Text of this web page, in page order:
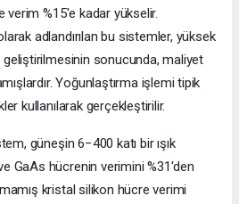
verim %15'e kadar yükselir.
adlandırılan bu sistemler, yüksek
sonucunda, maliyet
Yoğunlaştırma işlemi tipik
kullanılarak gerçekleştirilir.
güneşin 6−400 katı bir ışık
GaAs hücrenin verimini %31'den
kristal silikon hücre verimi